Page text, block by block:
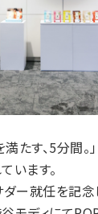
たす、5分間。
います。
ダー就任を記